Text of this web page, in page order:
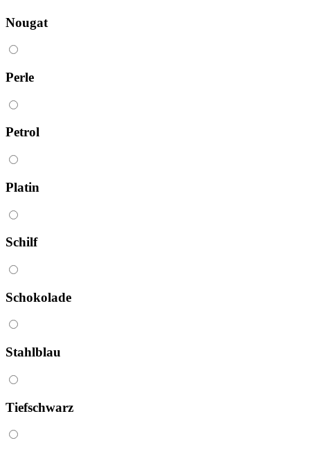
Nougat
Perle
Petrol
Platin
Schilf
Schokolade
Stahlblau
Tief­schwarz